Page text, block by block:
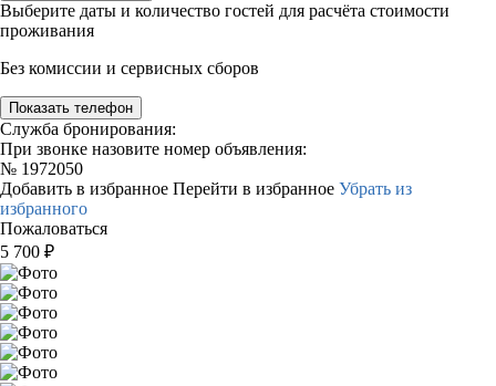
Выберите даты и количество гостей для расчёта стоимости
проживания
Без комиссии и сервисных сборов
Показать телефон
Служба бронирования:
При звонке назовите номер объявления:
№ 1972050
Добавить в избранное Перейти в избранное Убрать из
избранного
Пожаловаться
5 700 ₽